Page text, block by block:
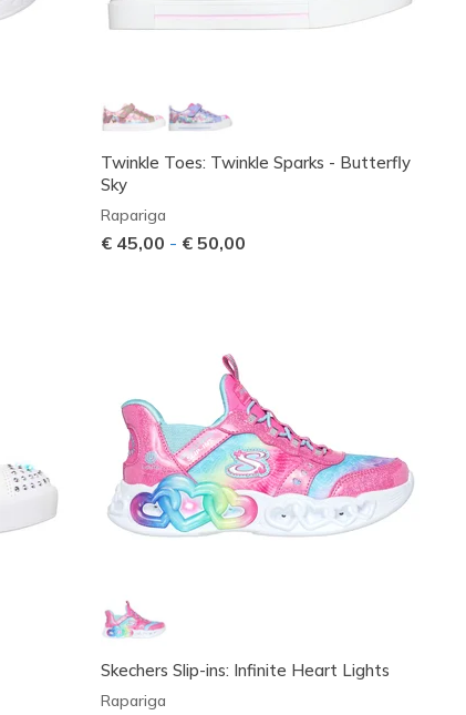
Twinkle Toes: Twinkle Sparks - Butterfly
Sky
Rapariga
€ 45,00 - € 50,00
Skechers Slip-ins: Infinite Heart Lights
Rapariga